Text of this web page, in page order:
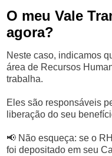
O meu Vale
agora?
Neste caso, indicamos
área de Recursos
trabalha.
Eles são responsáveis
liberação do seu
📢 Não esqueça: se o
foi depositado em seu